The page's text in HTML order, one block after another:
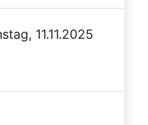
11.11.2025